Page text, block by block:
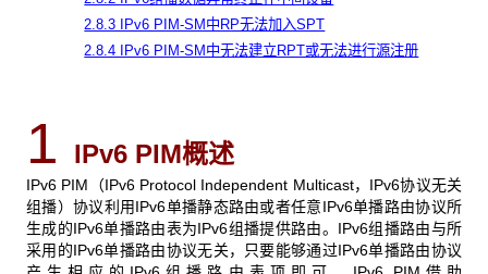
2.8.3 IPv6 PIM-SM中RP无法加入SPT
2.8.4 IPv6 PIM-SM中无法建立RPT或无法进行源注册
1 IPv6 PIM概述
IPv6 PIM（IPv6 Protocol Independent Multicast，IPv6协议无关
组播）协议利用IPv6单播静态路由或者任意IPv6单播路由协议所
生成的IPv6单播路由表为IPv6组播提供路由。IPv6组播路由与所
采用的IPv6单播路由协议无关，只要能够通过IPv6单播路由协议